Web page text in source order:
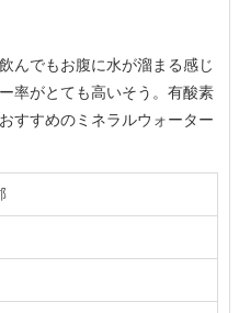
んでもお腹に水が溜まる感じ
率がとても高いそう。有酸素
すすめのミネラルウォーター